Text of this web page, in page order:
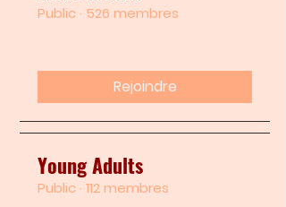
Public· 526 membres
Rejoindre
Young Adults
Public· 112 membres